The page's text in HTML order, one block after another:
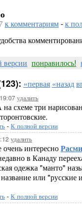
к комментариям-к
версии понравилось!
«первая «назад
удалить
на схеме три
- К полной версии
удалить
интересно
в Канаду
одежка "манто"
или "русские
- К полной версии